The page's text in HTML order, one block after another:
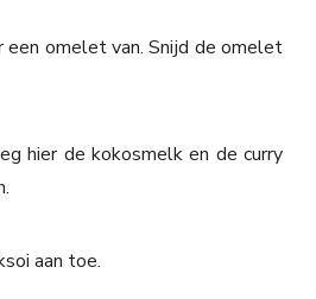
een omelet van. Snijd de omelet
hier de kokosmelk en de curry
aan toe.